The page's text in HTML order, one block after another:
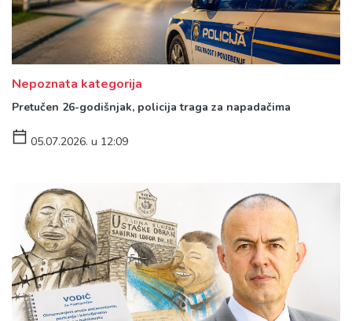
Nepoznata kategorija
Pretučen 26-godišnjak, policija traga za napadačima
05.07.2026. u 12:09